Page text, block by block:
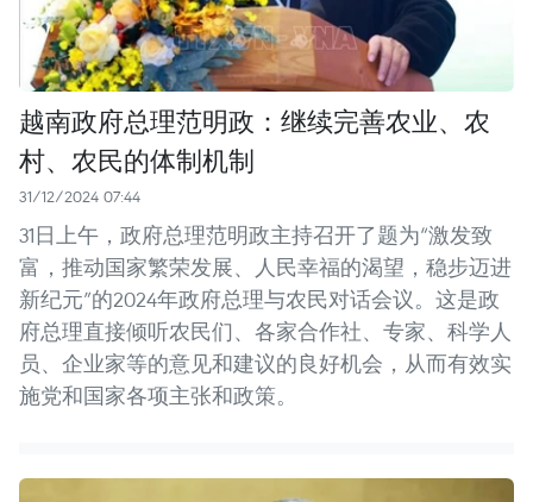
越南政府总理范明政：继续完善农业、农
村、农民的体制机制
31/12/2024 07:44
31日上午，政府总理范明政主持召开了题为“激发致
富，推动国家繁荣发展、人民幸福的渴望，稳步迈进
新纪元”的2024年政府总理与农民对话会议。这是政
府总理直接倾听农民们、各家合作社、专家、科学人
员、企业家等的意见和建议的良好机会，从而有效实
施党和国家各项主张和政策。